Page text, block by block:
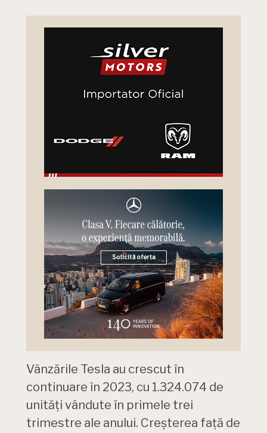
Vânzările Tesla au crescut în
continuare în 2023, cu 1.324.074 de
unități vândute în primele trei
trimestre ale anului. Creșterea față de